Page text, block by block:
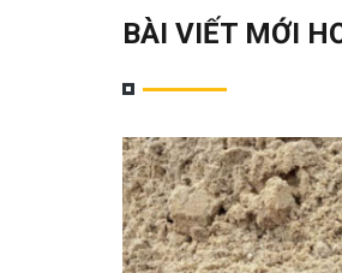
BÀI VIẾT MỚI